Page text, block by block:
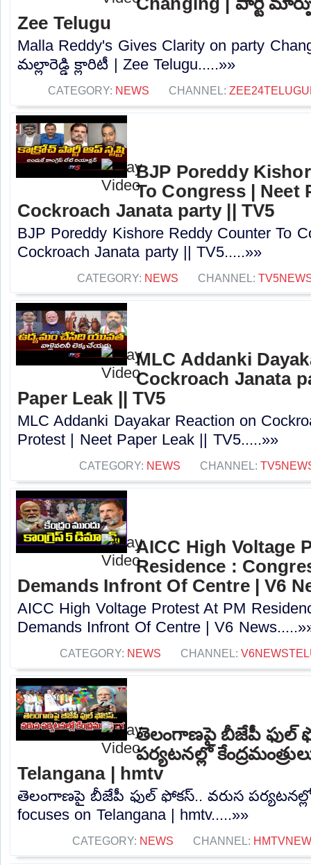
Zee Telugu
Malla Reddy's Gives Clarity on party
మల్లారెడ్డి క్లారిటీ | Zee Telugu.....»»
CATEGORY: NEWS CHANNEL:
BJP Poreddy
To Congress | Neet
Cockroach Janata party || TV5
BJP Poreddy Kishore Reddy Counter To
Cockroach Janata party || TV5.....»»
CATEGORY: NEWS CHANNEL:
MLC Addanki
Cockroach Janata
Paper Leak || TV5
MLC Addanki Dayakar Reaction on
Protest | Neet Paper Leak || TV5.....»»
CATEGORY: NEWS CHANNEL:
AICC High Voltage
Residence :
Demands Infront Of Centre | V6
AICC High Voltage Protest At PM
Demands Infront Of Centre | V6
CATEGORY: NEWS CHANNEL:
తెలంగాణపై బీజేపీ ఫుల్
పర్యటనల్లో
Telangana | hmtv
తెలంగాణపై బీజేపీ ఫుల్ ఫోకస్.. వరుస పర్యటనల్లో
focuses on Telangana | hmtv.....»»
CATEGORY: NEWS CHANNEL: